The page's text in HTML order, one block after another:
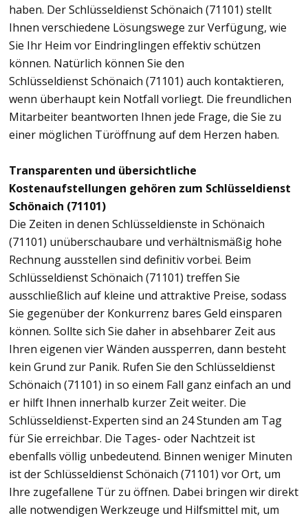
haben. Der Schlüsseldienst Schönaich (71101) stellt
Ihnen verschiedene Lösungswege zur Verfügung, wie
Sie Ihr Heim vor Eindringlingen effektiv schützen
können. Natürlich können Sie den
Schlüsseldienst Schönaich (71101) auch kontaktieren,
wenn überhaupt kein Notfall vorliegt. Die freundlichen
Mitarbeiter beantworten Ihnen jede Frage, die Sie zu
einer möglichen Türöffnung auf dem Herzen haben.
Transparenten und übersichtliche
Kostenaufstellungen gehören zum Schlüsseldienst
Schönaich (71101)
Die Zeiten in denen Schlüsseldienste in Schönaich
(71101) unüberschaubare und verhältnismäßig hohe
Rechnung ausstellen sind definitiv vorbei. Beim
Schlüsseldienst Schönaich (71101) treffen Sie
ausschließlich auf kleine und attraktive Preise, sodass
Sie gegenüber der Konkurrenz bares Geld einsparen
können. Sollte sich Sie daher in absehbarer Zeit aus
Ihren eigenen vier Wänden aussperren, dann besteht
kein Grund zur Panik. Rufen Sie den Schlüsseldienst
Schönaich (71101) in so einem Fall ganz einfach an und
er hilft Ihnen innerhalb kurzer Zeit weiter. Die
Schlüsseldienst-Experten sind an 24 Stunden am Tag
für Sie erreichbar. Die Tages- oder Nachtzeit ist
ebenfalls völlig unbedeutend. Binnen weniger Minuten
ist der Schlüsseldienst Schönaich (71101) vor Ort, um
Ihre zugefallene Tür zu öffnen. Dabei bringen wir direkt
alle notwendigen Werkzeuge und Hilfsmittel mit, um